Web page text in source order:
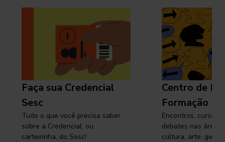
Faça sua Credencial
Sesc
Tudo o que você precisa saber
sobre a Credencial, ou
carteirinha, do Sesc!
Centro de
Formação
Encontros, cursos,
debates nas áreas
cultura, arte,